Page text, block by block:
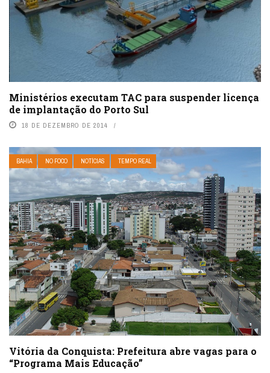
Ministérios executam TAC para suspender licença
de implantação do Porto Sul
18 DE DEZEMBRO DE 2014
BAHIA NO FOCO NOTÍCIAS TEMPO REAL
Vitória da Conquista: Prefeitura abre vagas para o
“Programa Mais Educação”